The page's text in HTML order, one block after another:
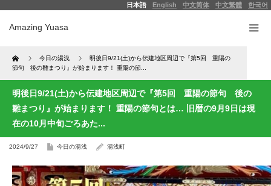
한국어
中文繁體
中文简体
English
日本語
Amazing Yuasa
Home 今日の湯浅
明後日9/21(土)から伝建地区周辺で『第5回 重陽の
節句 後の雛まつり』が始まります！ 重陽の節...
明後日9/21(土)から伝建地区周辺で『第5回 重陽の節句 後の
雛まつり』が始まります！ 重陽の節句とは… 旧暦の9月9日は現
在の10月中旬ごろあた...
2024/9/27 今日の湯浅 湯浅町